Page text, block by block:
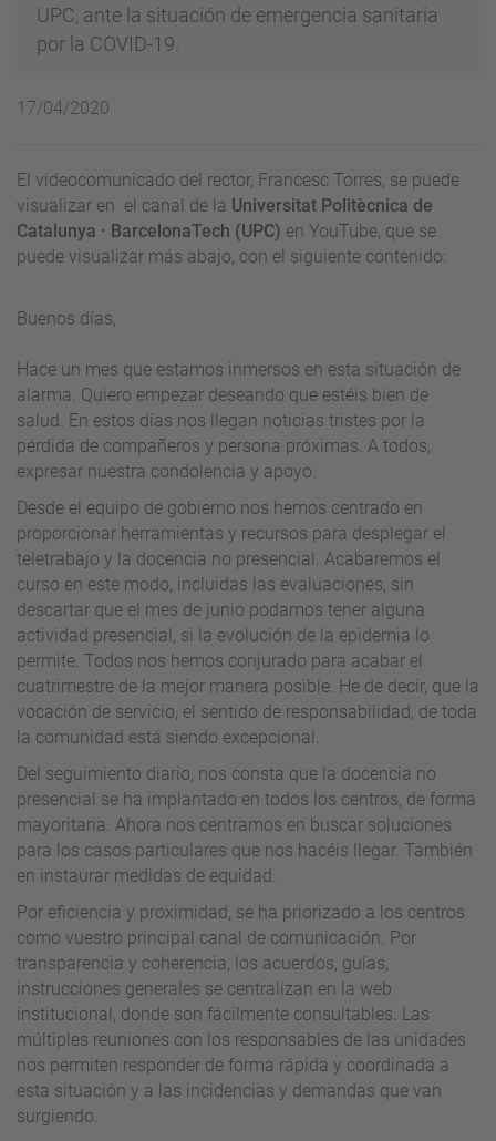
UPC, ante la situación de emergencia sanitaria
por la COVID-19.
17/04/2020
El videocomunicado del rector, Francesc Torres, se puede
visualizar en el canal de la Universitat Politècnica de
Catalunya · BarcelonaTech (UPC) en YouTube, que se
puede visualizar más abajo, con el siguiente contenido:
Buenos días,
Hace un mes que estamos inmersos en esta situación de
alarma. Quiero empezar deseando que estéis bien de
salud. En estos días nos llegan noticias tristes por la
pérdida de compañeros y persona próximas. A todos,
expresar nuestra condolencia y apoyo.
Desde el equipo de gobierno nos hemos centrado en
proporcionar herramientas y recursos para desplegar el
teletrabajo y la docencia no presencial. Acabaremos el
curso en este modo, incluidas las evaluaciones, sin
descartar que el mes de junio podamos tener alguna
actividad presencial, si la evolución de la epidemia lo
permite. Todos nos hemos conjurado para acabar el
cuatrimestre de la mejor manera posible. He de decir, que la
vocación de servicio, el sentido de responsabilidad, de toda
la comunidad está siendo excepcional.
Del seguimiento diario, nos consta que la docencia no
presencial se ha implantado en todos los centros, de forma
mayoritaria. Ahora nos centramos en buscar soluciones
para los casos particulares que nos hacéis llegar. También
en instaurar medidas de equidad.
Por eficiencia y proximidad, se ha priorizado a los centros
como vuestro principal canal de comunicación. Por
transparencia y coherencia, los acuerdos, guías,
instrucciones generales se centralizan en la web
institucional, donde son fácilmente consultables. Las
múltiples reuniones con los responsables de las unidades
nos permiten responder de forma rápida y coordinada a
esta situación y a las incidencias y demandas que van
surgiendo.